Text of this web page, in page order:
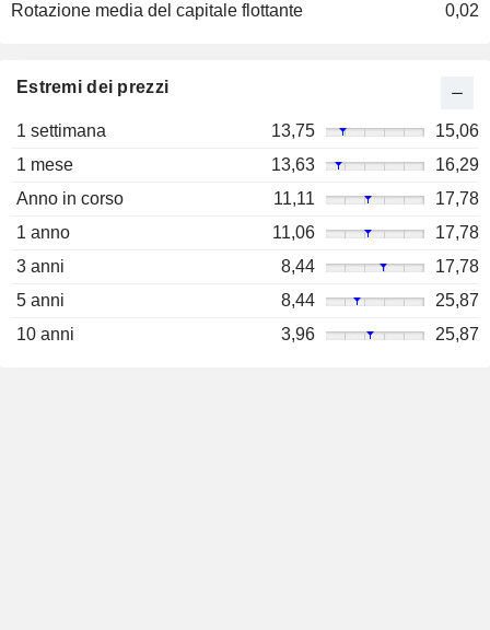
Rotazione media del capitale flottante
0,02
Estremi dei prezzi
1 settimana 13,75
15,06
1 mese
13,63
16,29
Anno in corso
11,11
17,78
1 anno
11,06
17,78
3 anni
8,44
17,78
5 anni
8,44
25,87
10 anni
3,96 25,87